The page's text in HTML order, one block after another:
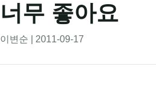
너무 좋아요
이변순 | 2011-09-17